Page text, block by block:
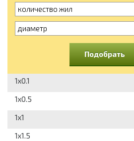
количество жил
диаметр
Подобрать
1x0.1
1x0.5
1x1
1x1.5